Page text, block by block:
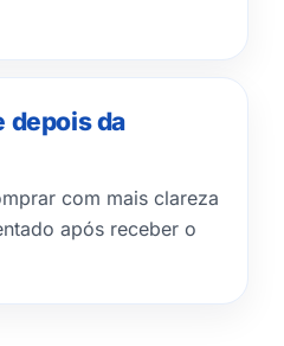
depois da
com mais clareza
após receber o